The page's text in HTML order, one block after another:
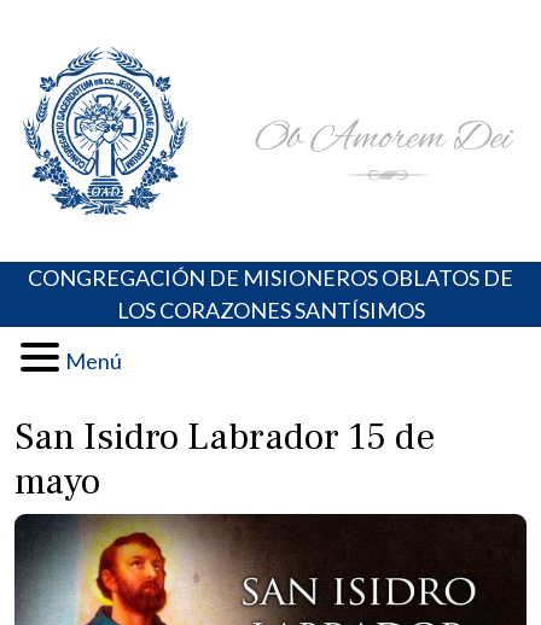
content
Portal de los Padres Oblatos. Advocaciones Marianas,
Oraciones, Música religiosa y más
CONGREGACIÓN DE MISIONEROS OBLATOS DE
LOS CORAZONES SANTÍSIMOS
Menú
San Isidro Labrador 15 de
mayo